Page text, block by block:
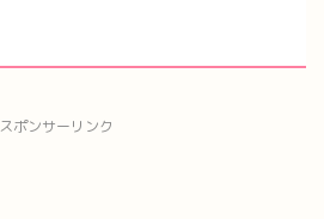
スポンサーリンク